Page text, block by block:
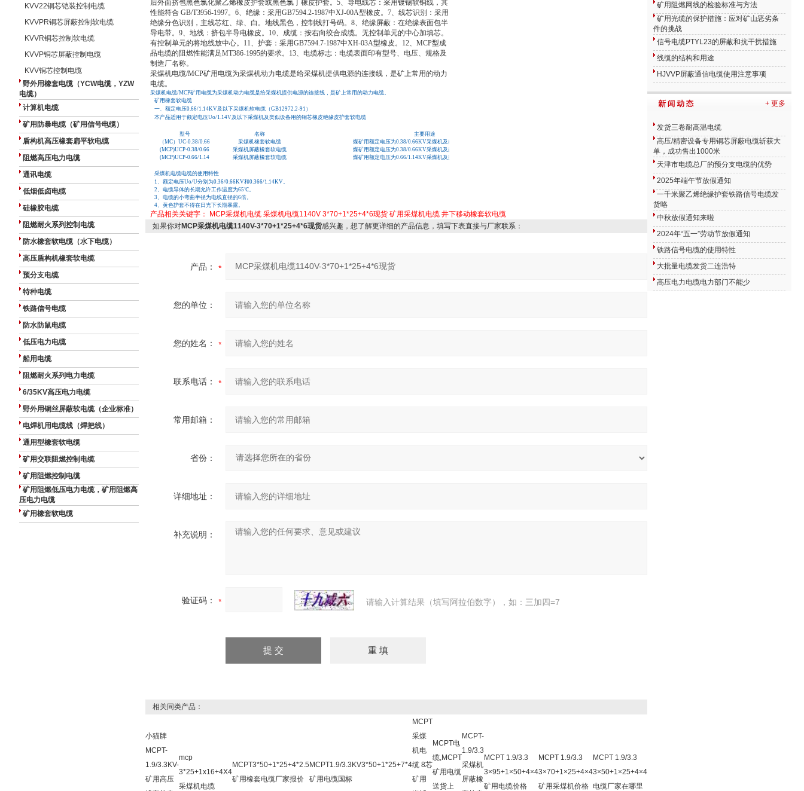
KVV22铜芯铠装控制电缆
KVVPR铜芯屏蔽控制软电缆
KVVR铜芯控制软电缆
KVVP铜芯屏蔽控制电缆
KVV铜芯控制电缆
野外用橡套电缆（YCW电缆，YZW
电缆）
计算机电缆
矿用防暴电缆（矿用信号电缆）
盾构机高压橡套扁平软电缆
阻燃高压电力电缆
通讯电缆
低烟低卤电缆
硅橡胶电缆
阻燃耐火系列控制电缆
防水橡套软电缆（水下电缆）
高压盾构机橡套软电缆
预分支电缆
特种电缆
铁路信号电缆
防水防鼠电缆
低压电力电缆
船用电缆
阻燃耐火系列电力电缆
6/35KV高压电力电缆
野外用铜丝屏蔽软电缆（企业标准）
电焊机用电缆线（焊把线）
通用型橡套软电缆
矿用交联阻燃控制电缆
矿用阻燃控制电缆
矿用阻燃低压电力电缆，矿用阻燃高
压电力电缆
矿用橡套软电缆
后外面挤包黑色氯化聚乙烯橡皮护套或黑色氯丁橡皮护套。5、导电线芯：采用镀锡软铜线，其
性能符合 GB/T3956-1997。6、绝缘：采用GB7594.2-1987中XJ-00A型橡皮。7、线芯识别：采用
绝缘分色识别，主线芯红、绿、白。地线黑色，控制线打号码。8、绝缘屏蔽：在绝缘表面包半
导电带。9、地线：挤包半导电橡皮。10、成缆：按右向绞合成缆。无控制单元的中心加填芯。
有控制单元的将地线放中心。11、护套：采用GB7594.7-1987中XH-03A型橡皮。12、MCP型成
品电缆的阻燃性能满足MT386-1995的要求。13、电缆标志：电缆表面印有型号、电压、规格及
制造厂名称。
采煤机电缆/MCP矿用电缆为采煤机动力电缆是给采煤机提供电源的连接线，是矿上常用的动力
电缆。
采煤机电缆/MCP矿用电缆为采煤机动力电缆是给采煤机提供电源的连接线，是矿上常用的动力电缆。
矿用橡套软电缆
一、额定电压0.66/1.14KV及以下采煤机软电缆（GB12972.2-91）
本产品适用于额定电压Uo/1.14V及以下采煤机及类似设备用的铜芯橡皮绝缘皮护套软电缆
型号 名称
主要用途
（MC）UC-0.38/0.66
采煤机橡套软电缆
煤矿用额定电压为0.38/0.66KV采煤机及类似设备的电源连接
(MCP)UCP-0.38/0.66
采煤机屏蔽橡套软电缆
煤矿用额定电压为0.38/0.66KV采煤机及类似设备的电源连接
(MCP)UCP-0.66/1.14
采煤机屏蔽橡套软电缆 煤矿用额定电压为0.66/1.14KV采煤机及类似设备的电源连接
采煤机电缆电缆的使用特性
1、额定电压Uo/U分别为0.36/0.66KV和0.366/1.14KV。
2、电缆导体的长期允许工作温度为65℃。
3、电缆的小弯曲半径为电线直径的6倍。
4、黄色护套不得在日光下长期暴露。
产品相关关键字： MCP采煤机电缆 采煤机电缆1140V 3*70+1*25+4*6现货 矿用采煤机电缆 井下移动橡套软电缆
如果你对MCP采煤机电缆1140V-3*70+1*25+4*6现货感兴趣，想了解更详细的产品信息，填写下表直接与厂家联系：
产品：
您的单位：
您的姓名：
联系电话：
常用邮箱：
省份：
详细地址：
补充说明：
验证码： 请输入计算结果（填写阿拉伯数字），如：三加四=7
相关同类产品：
小猫牌
MCPT-
1.9/3.3KV-
矿用高压
mcp
3*25+1x16+4X4
采煤机电缆
MCPT3*50+1*25+4*2.5
矿用橡套电缆厂家报价
MCPT1.9/3.3KV3*50+1*25+7*4
矿用电缆国标
MCPT
采煤
机电
缆 8芯
矿用
MCPT电
缆,MCPT
矿用电缆
送货上
MCPT-
1.9/3.3
采煤机
屏蔽橡
MCPT 1.9/3.3
3×95+1×50+4×4
矿用电缆价格
MCPT 1.9/3.3
3×70+1×25+4×4
矿用采煤机价格
MCPT 1.9/3.3
3×50+1×25+4×4
电缆厂家在哪里
矿用阻燃网线的检验标准与方法
矿用光缆的保护措施：应对矿山恶劣条
件的挑战
信号电缆PTYL23的屏蔽和抗干扰措施
线缆的结构和用途
HJVVP屏蔽通信电缆使用注意事项
+ 更多
发货三卷耐高温电缆
高压/精密设备专用铜芯屏蔽电缆斩获大
单，成功售出1000米
天津市电缆总厂的预分支电缆的优势
2025年端午节放假通知
一千米聚乙烯绝缘护套铁路信号电缆发
货咯
中秋放假通知来啦
2024年“五一”劳动节放假通知
铁路信号电缆的使用特性
大批量电缆发货二连浩特
高压电力电缆电力部门不能少